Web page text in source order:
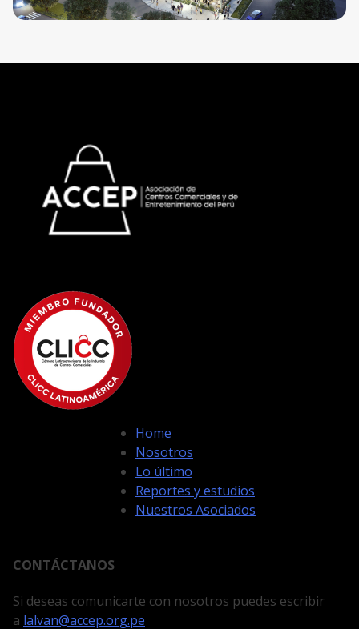
Home
Nosotros
Lo último
Reportes y estudios
Nuestros Asociados
CONTÁCTANOS
Si deseas comunicarte con nosotros puedes escribir
a lalvan@accep.org.pe